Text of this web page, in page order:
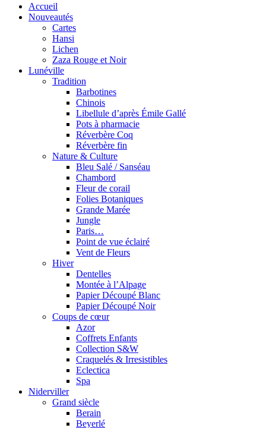
Accueil
Nouveautés
Cartes
Hansi
Lichen
Zaza Rouge et Noir
Lunéville
Tradition
Barbotines
Chinois
Libellule d’après Émile Gallé
Pots à pharmacie
Réverbère Coq
Réverbère fin
Nature & Culture
Bleu Salé / Sanséau
Chambord
Fleur de corail
Folies Botaniques
Grande Marée
Jungle
Paris…
Point de vue éclairé
Vent de Fleurs
Hiver
Dentelles
Montée à l’Alpage
Papier Découpé Blanc
Papier Découpé Noir
Coups de cœur
Azor
Coffrets Enfants
Collection S&W
Craquelés & Irresistibles
Eclectica
Spa
Niderviller
Grand siècle
Berain
Beyerlé